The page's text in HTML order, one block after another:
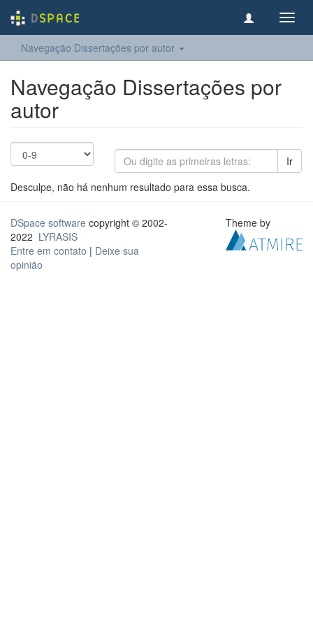
Navegação Dissertações por autor
Navegação Dissertações por
autor
Ir
Desculpe, não há nenhum resultado para essa busca.
DSpace software copyright © 2002-
2022 LYRASIS
Entre em contato | Deixe sua
opinião
Theme by